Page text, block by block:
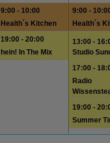
9:00 - 10:00
Health´s Kitchen
19:00 - 20:00
hein! In The Mix
9:00 -
Health´s
13:00 -
Studio
17:00 -
Radio
19:00 -
Summer